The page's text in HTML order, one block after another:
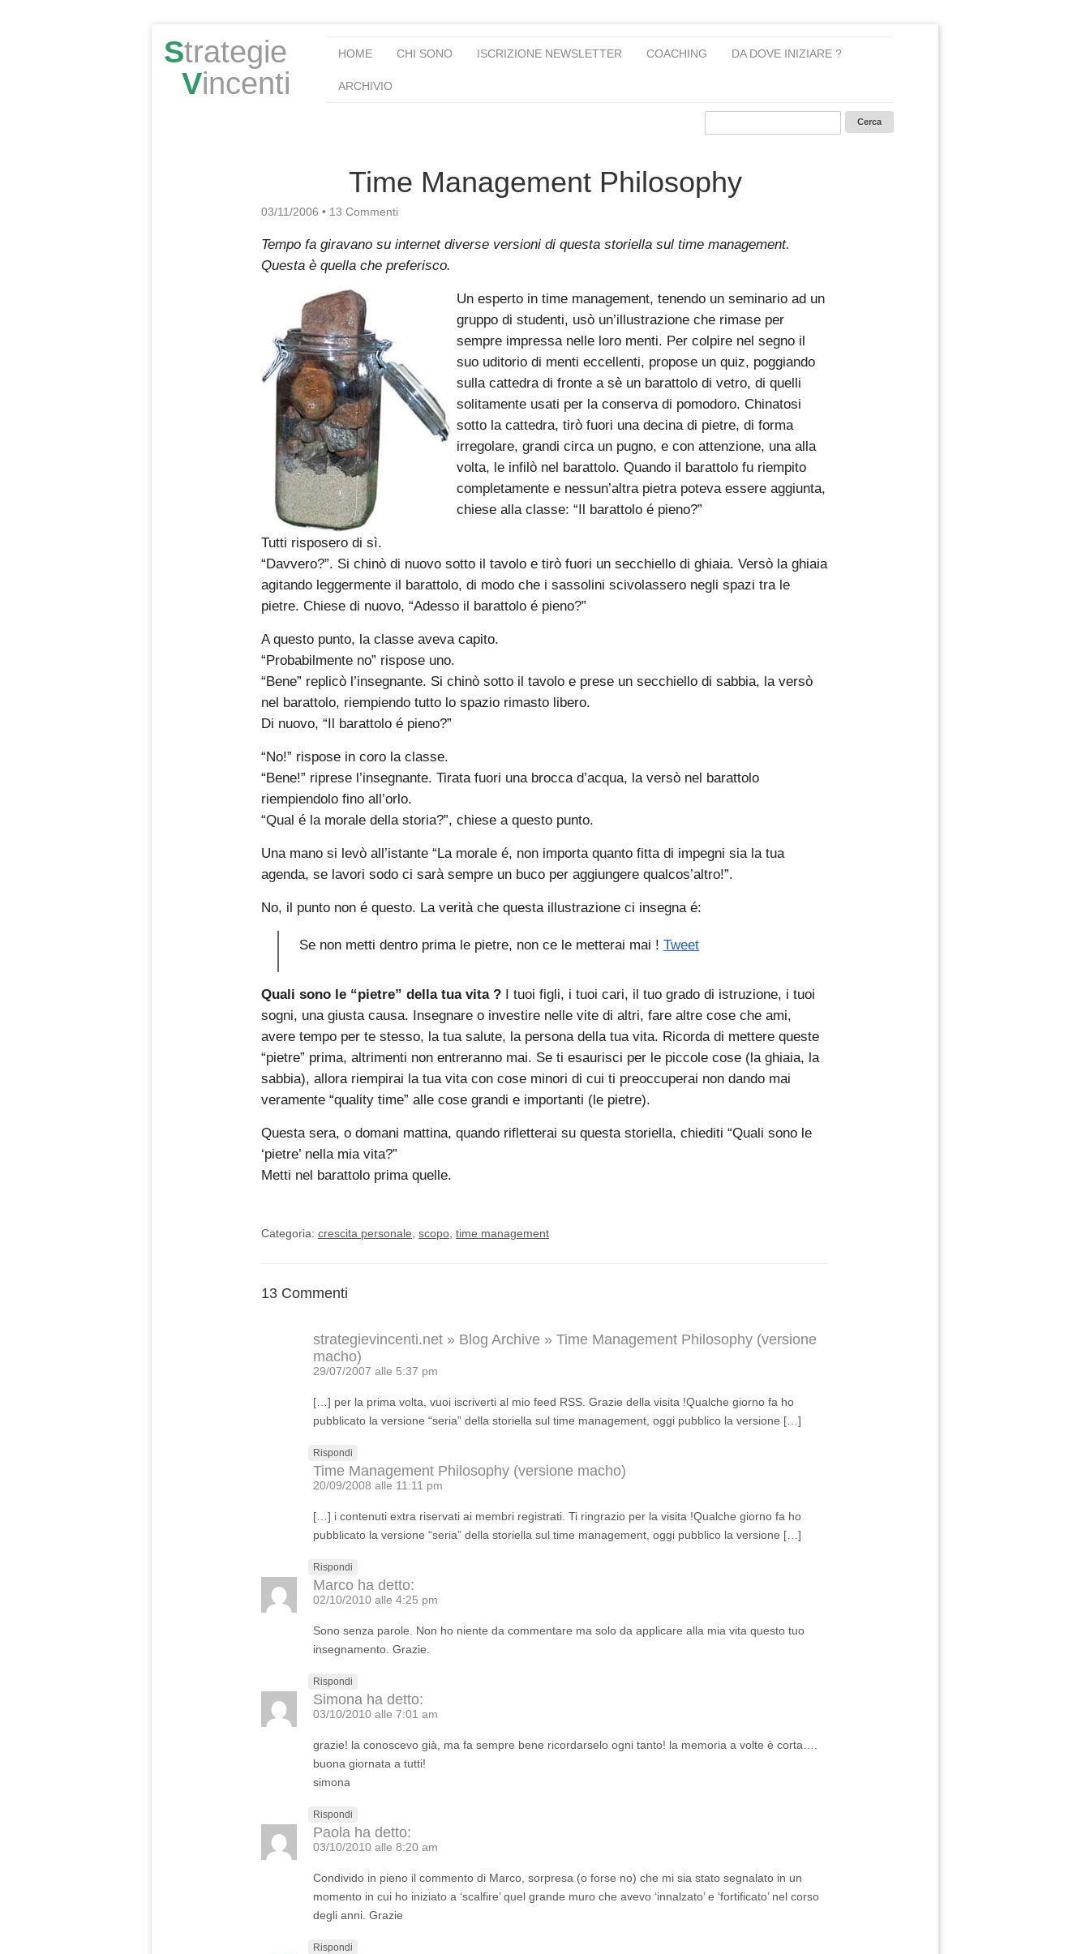
Strategie
Vincenti
HOME CHI SONO ISCRIZIONE NEWSLETTER COACHING DA DOVE INIZIARE ?
ARCHIVIO
Time Management Philosophy
03/11/2006 • 13 Commenti
Tempo fa giravano su internet diverse versioni di questa storiella sul time management.
Questa è quella che preferisco.
Un esperto in time management, tenendo un seminario ad un
gruppo di studenti, usò un’illustrazione che rimase per
sempre impressa nelle loro menti. Per colpire nel segno il
suo uditorio di menti eccellenti, propose un quiz, poggiando
sulla cattedra di fronte a sè un barattolo di vetro, di quelli
solitamente usati per la conserva di pomodoro. Chinatosi
sotto la cattedra, tirò fuori una decina di pietre, di forma
irregolare, grandi circa un pugno, e con attenzione, una alla
volta, le infilò nel barattolo. Quando il barattolo fu riempito
completamente e nessun’altra pietra poteva essere aggiunta,
chiese alla classe: “Il barattolo é pieno?”
Tutti risposero di sì.
“Davvero?”. Si chinò di nuovo sotto il tavolo e tirò fuori un secchiello di ghiaia. Versò la ghiaia
agitando leggermente il barattolo, di modo che i sassolini scivolassero negli spazi tra le
pietre. Chiese di nuovo, “Adesso il barattolo é pieno?”
A questo punto, la classe aveva capito.
“Probabilmente no” rispose uno.
“Bene” replicò l’insegnante. Si chinò sotto il tavolo e prese un secchiello di sabbia, la versò
nel barattolo, riempiendo tutto lo spazio rimasto libero.
Di nuovo, “Il barattolo é pieno?”
“No!” rispose in coro la classe.
“Bene!” riprese l’insegnante. Tirata fuori una brocca d’acqua, la versò nel barattolo
riempiendolo fino all’orlo.
“Qual é la morale della storia?”, chiese a questo punto.
Una mano si levò all’istante “La morale é, non importa quanto fitta di impegni sia la tua
agenda, se lavori sodo ci sarà sempre un buco per aggiungere qualcos’altro!”.
No, il punto non é questo. La verità che questa illustrazione ci insegna é:
Se non metti dentro prima le pietre, non ce le metterai mai ! Tweet
Quali sono le “pietre” della tua vita ? I tuoi figli, i tuoi cari, il tuo grado di istruzione, i tuoi
sogni, una giusta causa. Insegnare o investire nelle vite di altri, fare altre cose che ami,
avere tempo per te stesso, la tua salute, la persona della tua vita. Ricorda di mettere queste
“pietre” prima, altrimenti non entreranno mai. Se ti esaurisci per le piccole cose (la ghiaia, la
sabbia), allora riempirai la tua vita con cose minori di cui ti preoccuperai non dando mai
veramente “quality time” alle cose grandi e importanti (le pietre).
Questa sera, o domani mattina, quando rifletterai su questa storiella, chiediti “Quali sono le
‘pietre’ nella mia vita?”
Metti nel barattolo prima quelle.
Categoria: crescita personale scopo time management
13 Commenti
strategievincenti.net » Blog Archive » Time Management Philosophy (versione
macho)
29/07/2007 alle 5:37 pm
[…] per la prima volta, vuoi iscriverti al mio feed RSS. Grazie della visita !Qualche giorno fa ho
pubblicato la versione “seria” della storiella sul time management, oggi pubblico la versione […]
Rispondi
Time Management Philosophy (versione macho)
20/09/2008 alle 11:11 pm
[…] i contenuti extra riservati ai membri registrati. Ti ringrazio per la visita !Qualche giorno fa ho
pubblicato la versione “seria” della storiella sul time management, oggi pubblico la versione […]
Rispondi
Marco ha detto:
02/10/2010 alle 4:25 pm
Sono senza parole. Non ho niente da commentare ma solo da applicare alla mia vita questo tuo
insegnamento. Grazie.
Rispondi
Simona ha detto:
03/10/2010 alle 7:01 am
grazie! la conoscevo già, ma fa sempre bene ricordarselo ogni tanto! la memoria a volte è corta….
buona giornata a tutti!
simona
Rispondi
Paola ha detto:
03/10/2010 alle 8:20 am
Condivido in pieno il commento di Marco, sorpresa (o forse no) che mi sia stato segnalato in un
momento in cui ho iniziato a ‘scalfire’ quel grande muro che avevo ‘innalzato’ e ‘fortificato’ nel corso
degli anni. Grazie
Rispondi